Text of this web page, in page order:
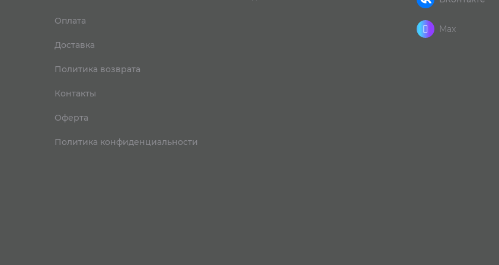
Оплата
Доставка
Политика возврата
Контакты
Оферта
Политика конфиденциальности